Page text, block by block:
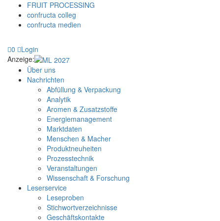
FRUIT PROCESSING
confructa colleg
confructa medien
0
Login
Anzeige:
Über uns
Nachrichten
Abfüllung & Verpackung
Analytik
Aromen & Zusatzstoffe
Energiemanagement
Marktdaten
Menschen & Macher
Produktneuheiten
Prozesstechnik
Veranstaltungen
Wissenschaft & Forschung
Leserservice
Leseproben
Stichwortverzeichnisse
Geschäftskontakte